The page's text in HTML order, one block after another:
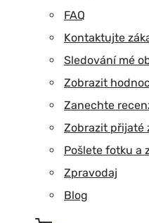
FAQ
Kontaktujte
Sledování mé
Zobrazit
Zanechte
Zobrazit přijaté
Pošlete fotku a
Zpravodaj
Blog